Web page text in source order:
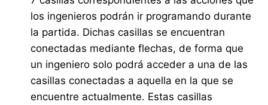
los ingenieros podrán ir programando durante
la partida. Dichas casillas se encuentran
conectadas mediante flechas, de forma que
un ingeniero solo podrá acceder a una de las
casillas conectadas a aquella en la que se
encuentre actualmente. Estas casillas